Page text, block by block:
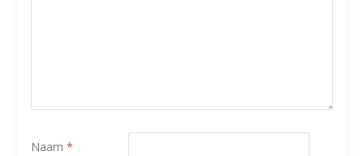
Naam *